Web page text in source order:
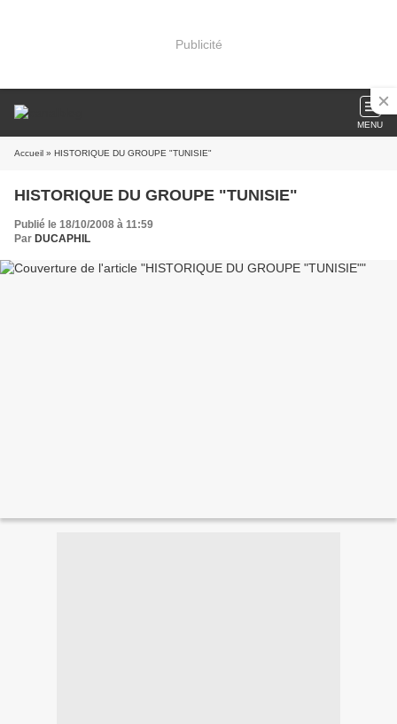
Publicité
MENU
Accueil » HISTORIQUE DU GROUPE "TUNISIE"
HISTORIQUE DU GROUPE "TUNISIE"
Publié le 18/10/2008 à 11:59
Par DUCAPHIL